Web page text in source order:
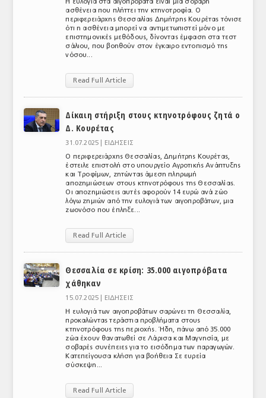
ΕΛΛΗΝΙΚΗ ΝΟΜΟΘΕΣΙΑ
ΕΥΡΩΠΑΪΚΗ ΝΟΜΟΘΕΣΙΑ
ΣΥΝΕΔΡΙΟ ΚΡΕΑΤΟΣ
ασθένεια που πλήττει την κτηνοτροφία. Ο
περιφερειάρχης Θεσσαλίας Δημήτρης Κουρέτας τόνισε
ότι η ασθένεια μπορεί να αντιμετωπιστεί μόνο με
επιστημονικές μεθόδους, δίνοντας έμφαση στα τεστ
σάλιου, που βοηθούν στον έγκαιρο εντοπισμό της
νόσου...
Read Full Article
Δίκαιη στήριξη στους κτηνοτρόφους ζητά ο
Δ. Κουρέτας
31.07.2025 |
ΕΙΔΗΣΕΙΣ
Ο περιφερειάρχης Θεσσαλίας, Δημήτρης Κουρέτας,
έστειλε επιστολή στο υπουργείο Αγροτικής Ανάπτυξης
και Τροφίμων, ζητώντας άμεση πληρωμή
αποζημιώσεων στους κτηνοτρόφους της Θεσσαλίας.
Οι αποζημιώσεις αυτές αφορούν 14 ευρώ ανά ζώο
λόγω ζημιών από την ευλογιά των αιγοπροβάτων, μια
ζωονόσο που έπληξε...
Read Full Article
Θεσσαλία σε κρίση: 35.000 αιγοπρόβατα
χάθηκαν
15.07.2025 |
ΕΙΔΗΣΕΙΣ
Η ευλογιά των αιγοπροβάτων σαρώνει τη Θεσσαλία,
προκαλώντας τεράστια προβλήματα στους
κτηνοτρόφους της περιοχής. Ήδη, πάνω από 35.000
ζώα έχουν θανατωθεί σε Λάρισα και Μαγνησία, με
σοβαρές συνέπειες για το εισόδημα των παραγωγών.
Κατεπείγουσα κλήση για βοήθεια Σε ευρεία
σύσκεψη...
Read Full Article